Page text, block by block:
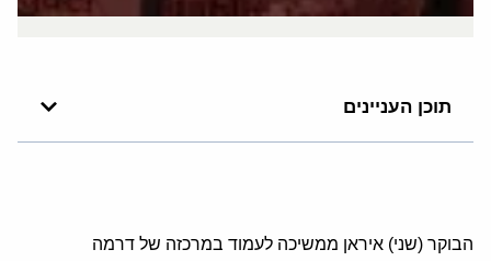
תוכן העניינים
הבוקר (שני) איראן ממשיכה לעמוד במרכזה של דרמה